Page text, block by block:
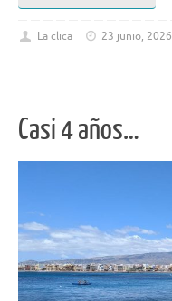
La clica 23 junio, 2026
Casi 4 años…